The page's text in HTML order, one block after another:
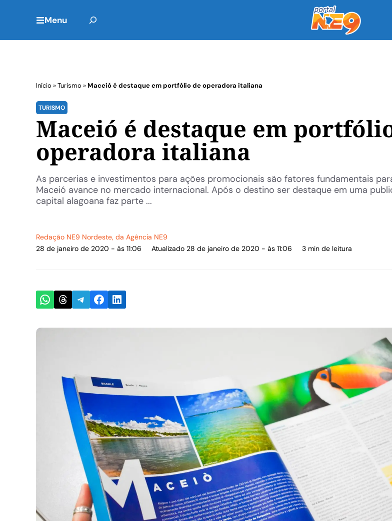
Menu
Início »Turismo »Maceió é destaque em portfólio de operadora italiana
TURISMO
Maceió é destaque em
operadora italiana
As parcerias e investimentos para ações promocionais são fatores fundamentais
Maceió avance no mercado internacional. Após o destino ser destaque em uma
capital alagoana faz parte ...
Redação NE9 Nordeste, da Agência NE9
28 de janeiro de 2020 - às 11:06
Atualizado 28 de janeiro de 2020 - às 11:06 3 min de leitura
Share on WhatsApp
Share on Threads
Share on Telegram
Share on Facebook
Share on LinkedIn